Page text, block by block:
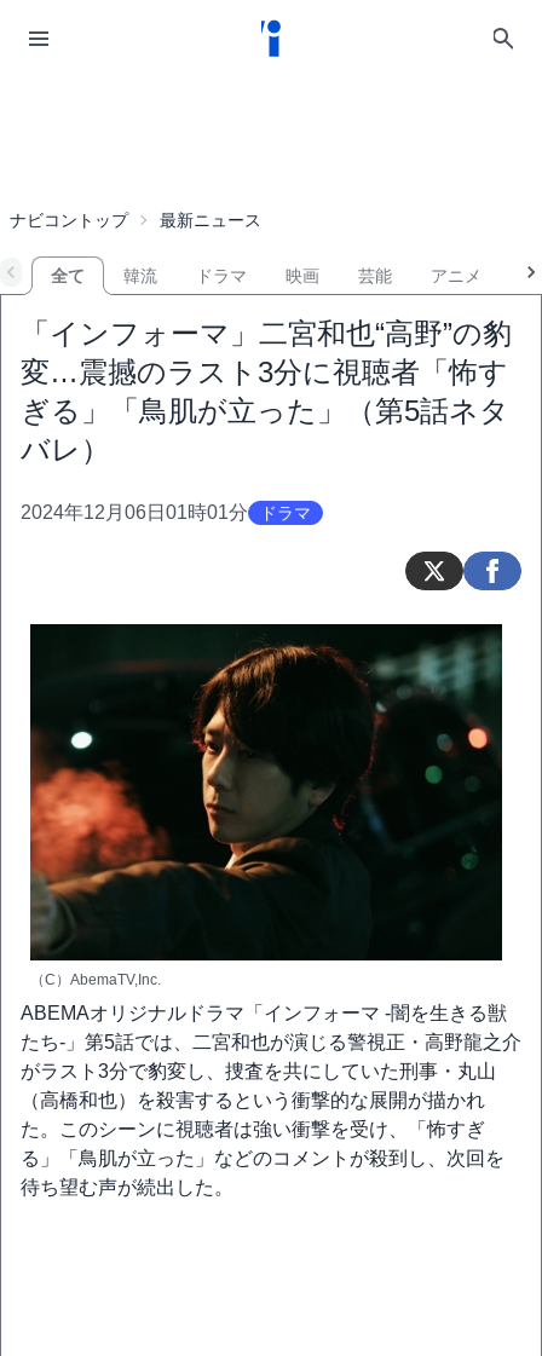
ナビコントップ 最新ニュース
全て 韓流 ドラマ 映画 芸能 アニメ
「インフォーマ」二宮和也“高野”の豹
変…震撼のラスト3分に視聴者「怖す
ぎる」「鳥肌が立った」（第5話ネタ
バレ）
2024年12月06日01時01分 ドラマ
（C）AbemaTV,Inc.
ABEMAオリジナルドラマ「インフォーマ -闇を生きる獣
たち-」第5話では、二宮和也が演じる警視正・高野龍之介
がラスト3分で豹変し、捜査を共にしていた刑事・丸山
（高橋和也）を殺害するという衝撃的な展開が描かれ
た。このシーンに視聴者は強い衝撃を受け、「怖すぎ
る」「鳥肌が立った」などのコメントが殺到し、次回を
待ち望む声が続出した。